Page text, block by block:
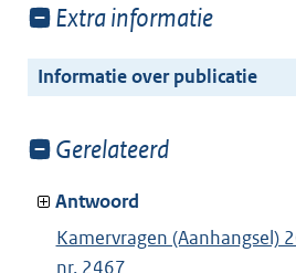
Toon
van:
Extra informatie
Informatie over publicatie
Toon
van:
Gerelateerd
Antwoord
Kamervragen (Aanhangsel)
nr. 2467